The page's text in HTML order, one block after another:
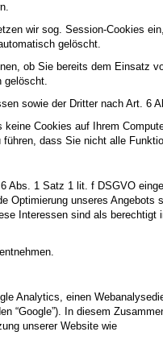
wir sog. Session-Cookies
gelöscht.
ob Sie bereits dem Einsatz
gelöscht.
sowie der Dritter nach Art. 6
Cookies auf Ihrem
dass Sie nicht alle
Abs. 1 Satz 1 lit. f DSGVO
Optimierung unseres Angebots
Interessen sind als berechtigt
Analytics, einen
“Google”). In diesem
unserer Website wie